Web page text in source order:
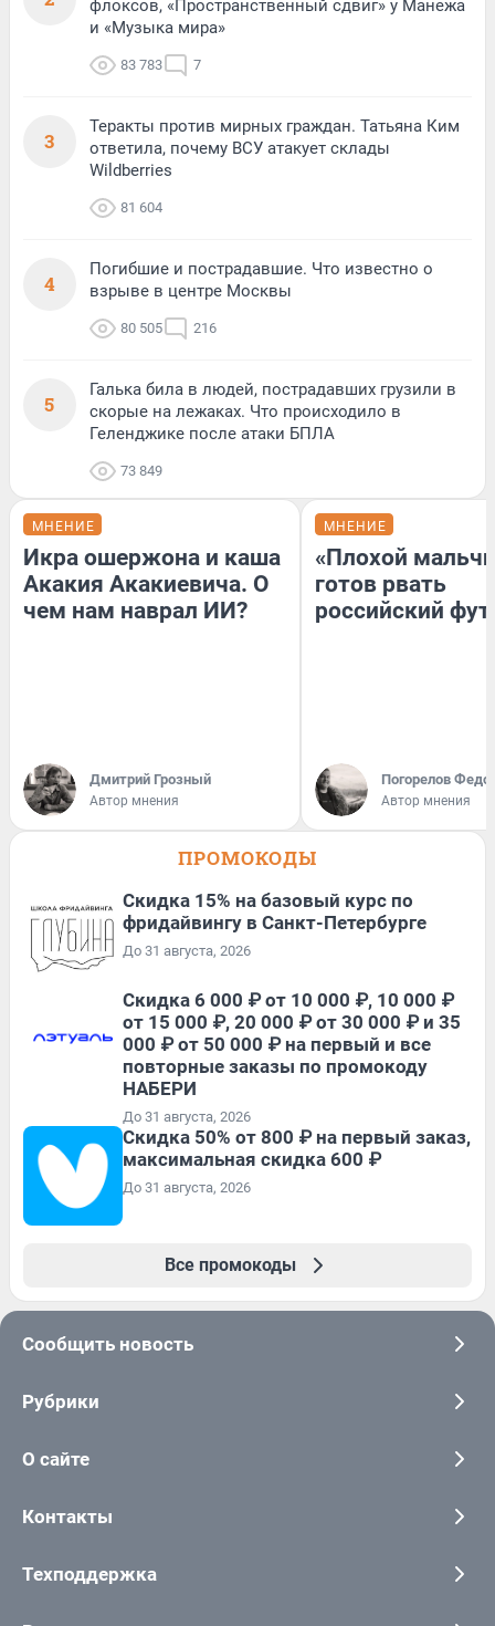
флоксов, «Пространственный сдвиг» у Манежа
и «Музыка мира»
83 783 7
3
Теракты против мирных граждан. Татьяна Ким
ответила, почему ВСУ атакует склады
Wildberries
81 604
4
Погибшие и пострадавшие. Что известно о
взрыве в центре Москвы
80 505 216
5
Галька била в людей, пострадавших грузили в
скорые на лежаках. Что происходило в
Геленджике после атаки БПЛА
73 849
МНЕНИЕ
Икра ошержона и каша
Акакия Акакиевича. О
чем нам наврал ИИ?
Дмитрий Грозный
Автор мнения
МНЕНИЕ
«Плохой
готов рвать
российский
Погорелов
Автор мнения
ПРОМОКОДЫ
Скидка 15% на базовый курс по
фридайвингу в Санкт-Петербурге
До 31 августа, 2026
Скидка 6 000 ₽ от 10 000 ₽, 10 000 ₽
от 15 000 ₽, 20 000 ₽ от 30 000 ₽ и 35
000 ₽ от 50 000 ₽ на первый и все
повторные заказы по промокоду
НАБЕРИ
До 31 августа, 2026
Скидка 50% от 800 ₽ на первый заказ,
максимальная скидка 600 ₽
До 31 августа, 2026
Все промокоды
Сообщить новость
Рубрики
О сайте
Контакты
Техподдержка